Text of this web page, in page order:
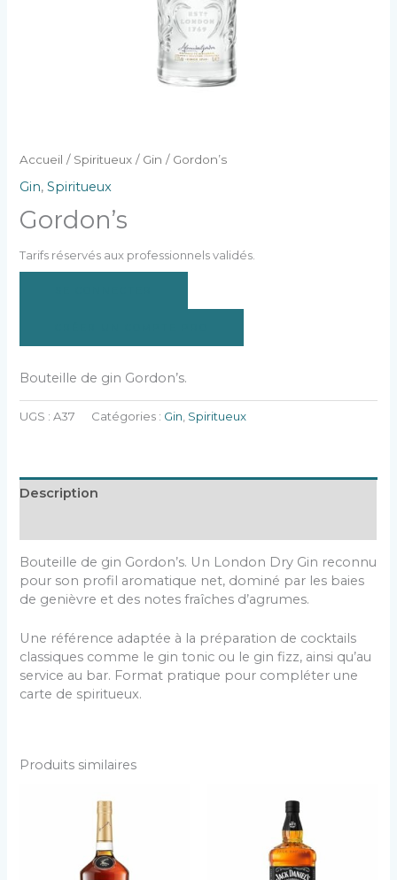
Accueil / Spiritueux / Gin / Gordon’s
Gin,Spiritueux
Gordon’s
Tarifs réservés aux professionnels validés.
Bouteille de gin Gordon’s.
UGS :A37 Catégories : Gin Spiritueux
Description
Bouteille de gin Gordon’s. Un London Dry Gin reconnu
pour son profil aromatique net, dominé par les baies
de genièvre et des notes fraîches d’agrumes.
Une référence adaptée à la préparation de cocktails
classiques comme le gin tonic ou le gin fizz, ainsi qu’au
service au bar. Format pratique pour compléter une
carte de spiritueux.
Produits similaires